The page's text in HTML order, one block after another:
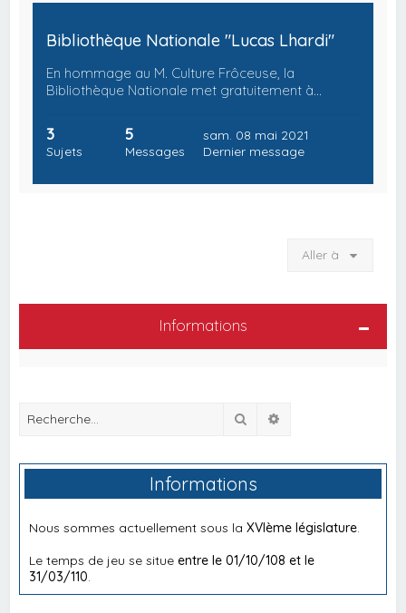
Bibliothèque Nationale "Lucas Lhardi"
En hommage au M. Culture Frôceuse, la
Bibliothèque Nationale met gratuitement à…
3
Sujets
5
Messages
sam. 08 mai 2021
Dernier message
Aller à
Informations
Rechercher
Informations
Nous sommes actuellement sous laXVIème législature
Le temps de jeu se situeentre le 01/10/108 et le
31/03/110